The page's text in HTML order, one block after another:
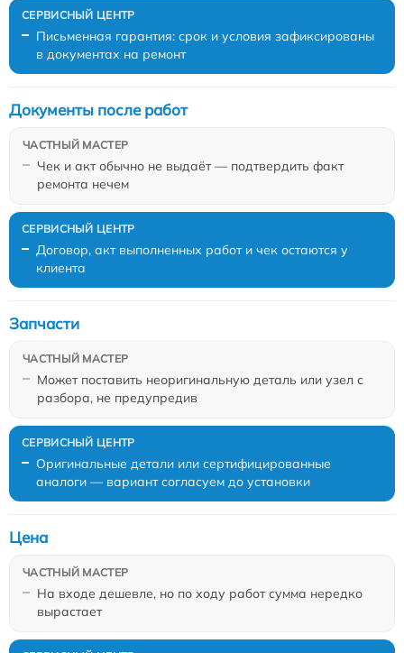
Письменная гарантия: срок и условия зафиксированы
в документах на ремонт
Чек и акт обычно не выдаёт — подтвердить факт
ремонта нечем
Документы после работ
Договор, акт выполненных работ и чек остаются у
клиента
Может поставить неоригинальную деталь или узел с
разбора, не предупредив
Запчасти
Оригинальные детали или сертифицированные
аналоги — вариант согласуем до установки
На входе дешевле, но по ходу работ сумма нередко
вырастает
Цена